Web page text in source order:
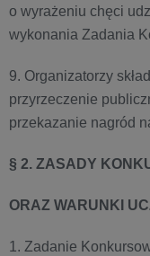
o wyrażeniu chęci
wykonania Zadania
9. Organizatorzy
przyrzeczenie
przekazanie nagród
§ 2. ZASADY
ORAZ WARUNKI
1. Zadanie